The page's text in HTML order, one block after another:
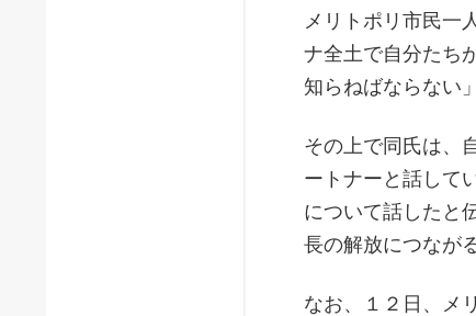
メリトポリ市民一
ナ全土で自分たち
知らねばならない
その上で同氏は、
ートナーと話して
について話したと
長の解放につなが
なお、１２日、メ